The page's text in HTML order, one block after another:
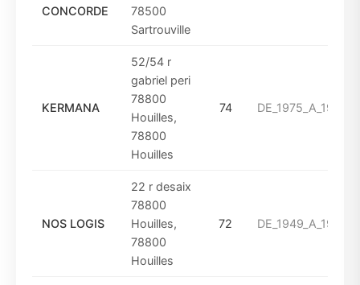
CONCORDE
78500
Sartrouville
KERMANA
52/54 r
gabriel peri
78800
Houilles,
78800
Houilles
74 DE_1975_A_1993
NOS LOGIS
22 r desaix
78800
Houilles,
78800
Houilles
72 DE_1949_A_1960